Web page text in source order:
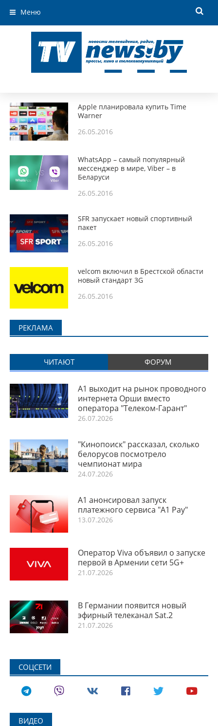
Меню
Apple планировала купить Time
Warner
26.05.2016
WhatsApp – самый популярный
мессенджер в мире, Viber – в
Беларуси
26.05.2016
SFR запускает новый спортивный
пакет
26.05.2016
velcom включил в Брестской области
новый стандарт 3G
26.05.2016
РЕКЛАМА
ЧИТАЮТ ФОРУМ
A1 выходит на рынок проводного
интернета Орши вместо
оператора "Телеком-Гарант"
26.07.2026
"Кинопоиск" рассказал, сколько
белорусов посмотрело
чемпионат мира
24.07.2026
А1 анонсировал запуск
платежного сервиса "A1 Pay"
13.07.2026
Оператор Viva объявил о запуске
первой в Армении сети 5G+
21.07.2026
В Германии появится новый
эфирный телеканал Sat.2
21.07.2026
СОЦСЕТИ
ВИДЕО